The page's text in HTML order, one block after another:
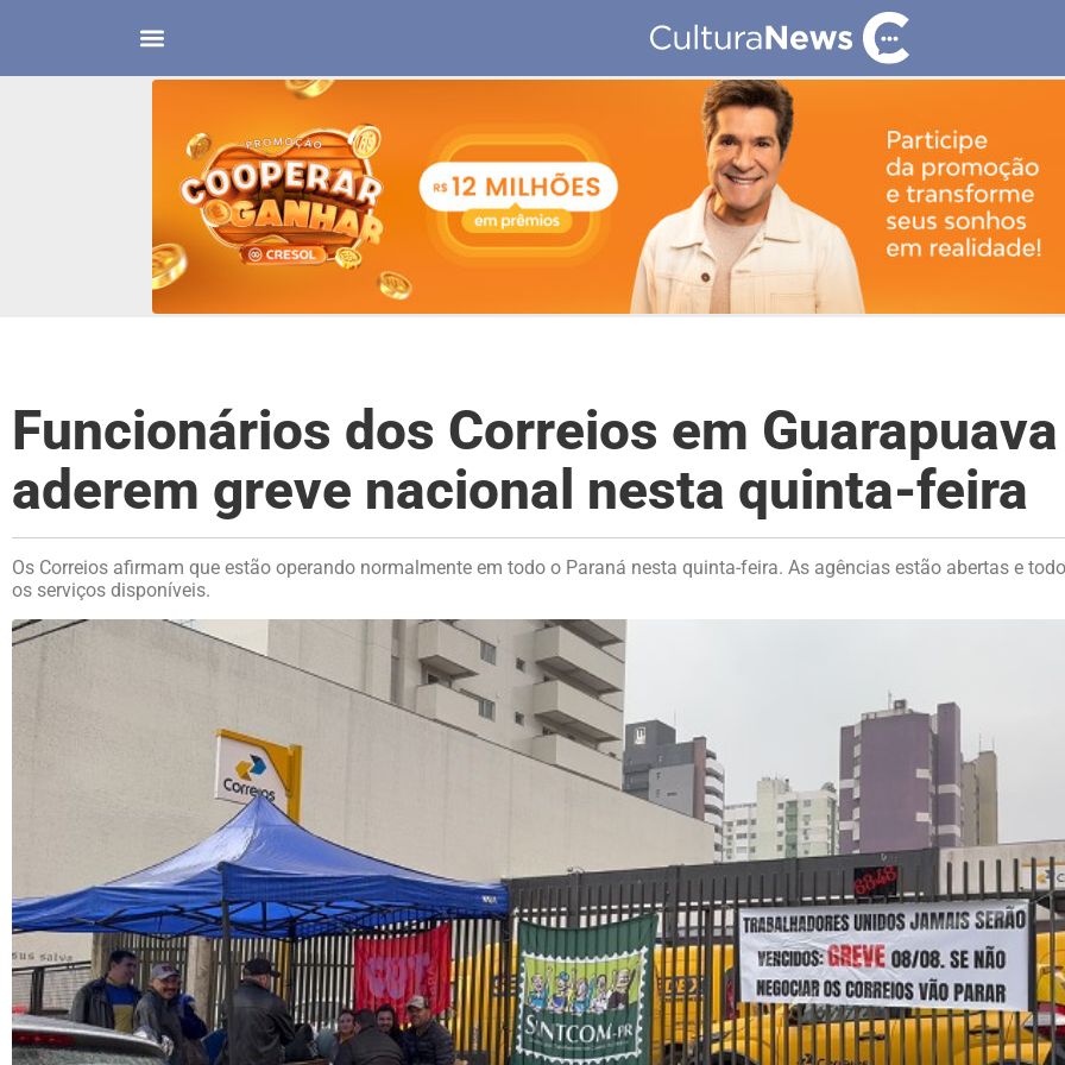
Funcionários dos Correios em Guarapuava
aderem greve nacional nesta quinta-feira
Os Correios afirmam que estão operando normalmente em todo o Paraná nesta quinta-feira. As agências estão abertas e
os serviços disponíveis.